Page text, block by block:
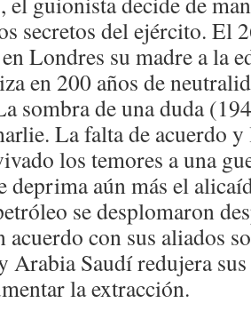
secretos del ejército. El
Londres su madre a la
en 200 años de
sombra de una duda
La falta de acuerdo
los temores a una
deprima aún más el
se desplomaron
acuerdo con sus aliados
Arabia Saudí redujera
la extracción.